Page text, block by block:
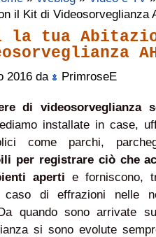
il Kit di Videosorveglianza
la tua
2016 da PrimroseE
di videosorveglianza
installate in case,
come parchi,
per registrare ciò che
aperti e forniscono,
caso di effrazioni nelle
quando sono arrivate
si sono evolute